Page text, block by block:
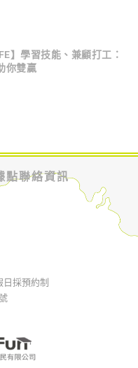
】學習技能、兼顧打工：
你雙贏
點聯絡資訊
採預約制